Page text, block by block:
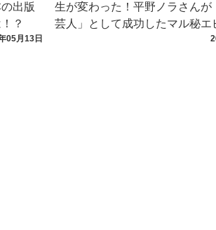
05月13日
出版
？
生が変わった！平野ノラさんが
芸人」として成功したマル秘エ